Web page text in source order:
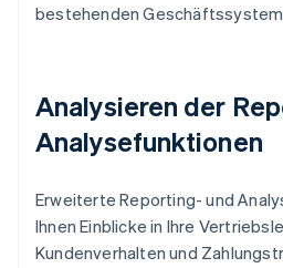
bestehenden
Analysieren der
Analysefunktionen
Erweiterte Reporting- und
Ihnen Einblicke in Ihre
Kundenverhalten und